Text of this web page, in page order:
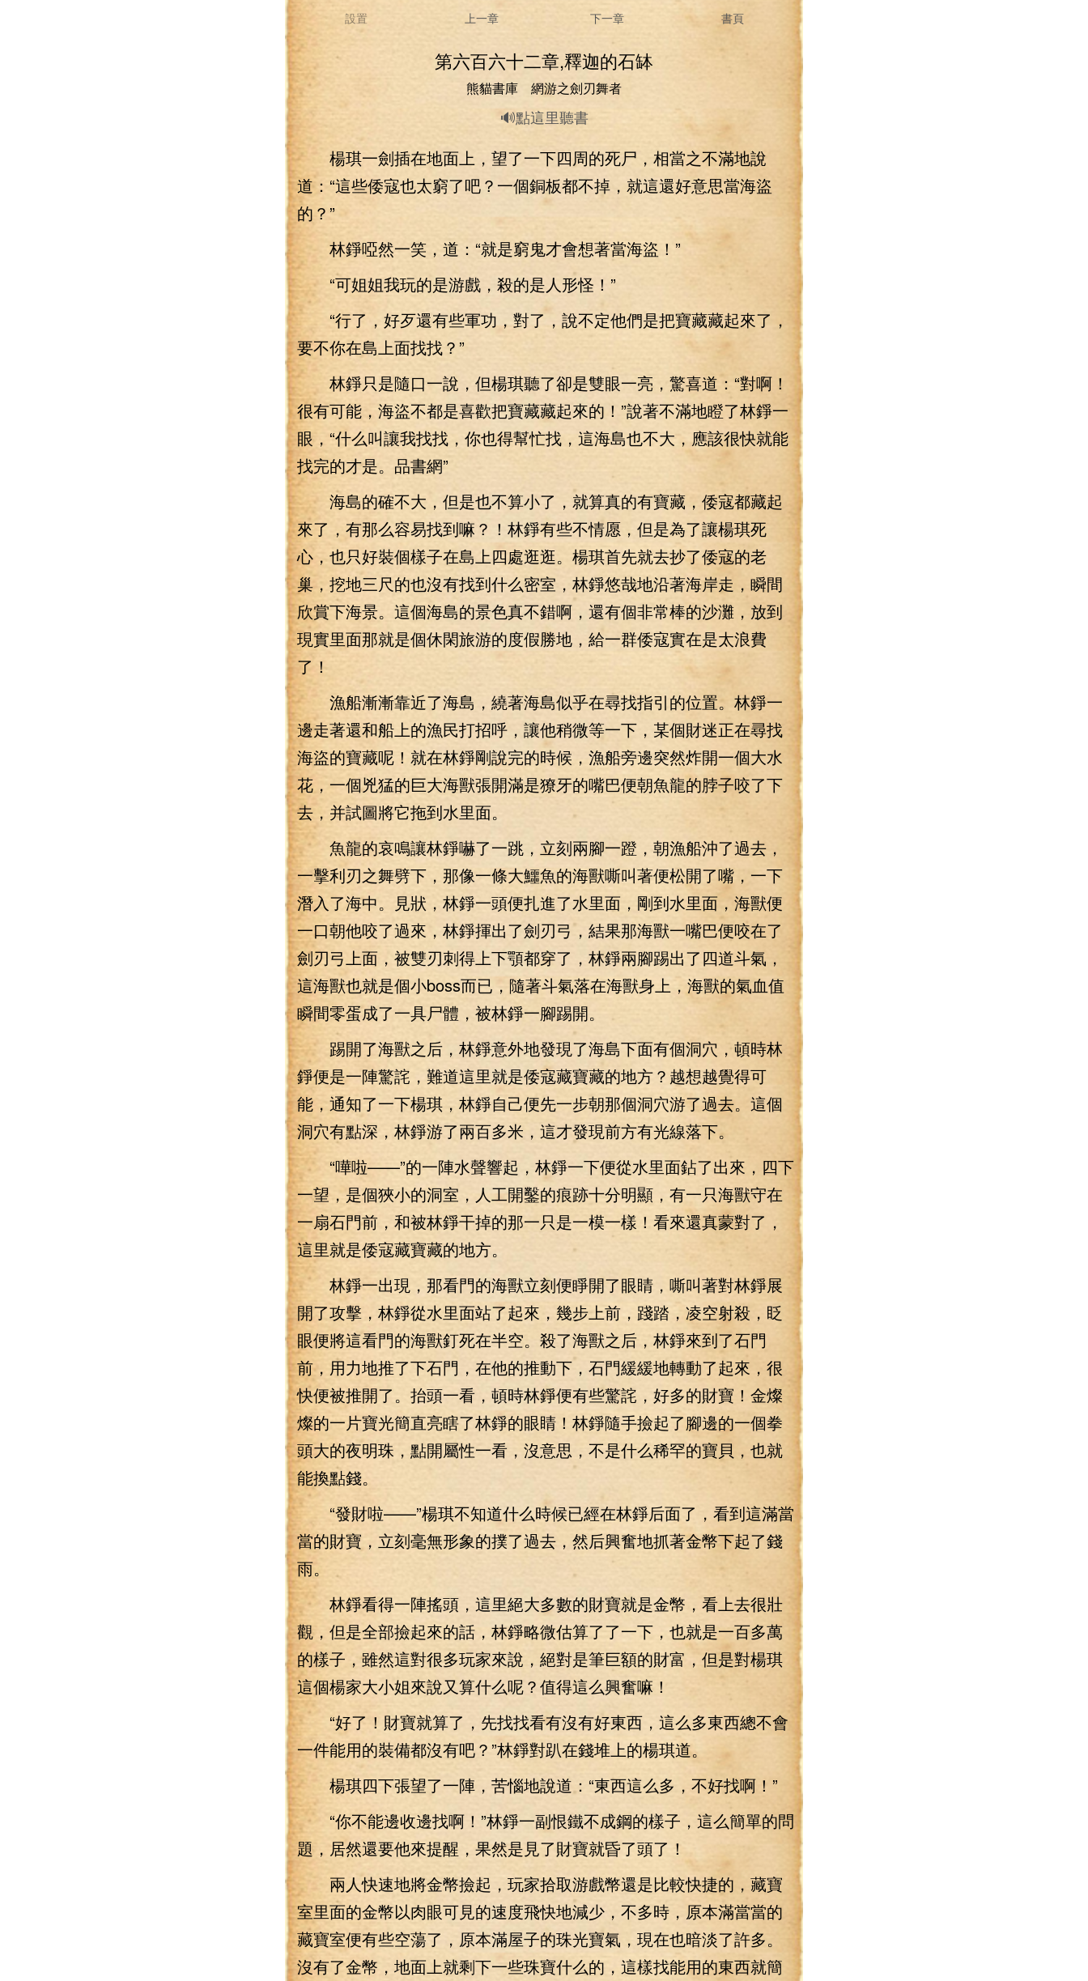
設置 上一章 下一章 書頁
第六百六十二章,釋迦的石缽
熊貓書庫 網游之劍刃舞者
🔊點這里聽書
楊琪一劍插在地面上，望了一下四周的死尸，相當之不滿地說
道：“這些倭寇也太窮了吧？一個銅板都不掉，就這還好意思當海盜
的？”
林錚啞然一笑，道：“就是窮鬼才會想著當海盜！”
“可姐姐我玩的是游戲，殺的是人形怪！”
“行了，好歹還有些軍功，對了，說不定他們是把寶藏藏起來了，
要不你在島上面找找？”
林錚只是隨口一說，但楊琪聽了卻是雙眼一亮，驚喜道：“對啊！
很有可能，海盜不都是喜歡把寶藏藏起來的！”說著不滿地瞪了林錚一
眼，“什么叫讓我找找，你也得幫忙找，這海島也不大，應該很快就能
找完的才是。品書網”
海島的確不大，但是也不算小了，就算真的有寶藏，倭寇都藏起
來了，有那么容易找到嘛？！林錚有些不情愿，但是為了讓楊琪死
心，也只好裝個樣子在島上四處逛逛。楊琪首先就去抄了倭寇的老
巢，挖地三尺的也沒有找到什么密室，林錚悠哉地沿著海岸走，瞬間
欣賞下海景。這個海島的景色真不錯啊，還有個非常棒的沙灘，放到
現實里面那就是個休閑旅游的度假勝地，給一群倭寇實在是太浪費
了！
漁船漸漸靠近了海島，繞著海島似乎在尋找指引的位置。林錚一
邊走著還和船上的漁民打招呼，讓他稍微等一下，某個財迷正在尋找
海盜的寶藏呢！就在林錚剛說完的時候，漁船旁邊突然炸開一個大水
花，一個兇猛的巨大海獸張開滿是獠牙的嘴巴便朝魚龍的脖子咬了下
去，并試圖將它拖到水里面。
魚龍的哀鳴讓林錚嚇了一跳，立刻兩腳一蹬，朝漁船沖了過去，
一擊利刃之舞劈下，那像一條大鱷魚的海獸嘶叫著便松開了嘴，一下
潛入了海中。見狀，林錚一頭便扎進了水里面，剛到水里面，海獸便
一口朝他咬了過來，林錚揮出了劍刃弓，結果那海獸一嘴巴便咬在了
劍刃弓上面，被雙刃刺得上下顎都穿了，林錚兩腳踢出了四道斗氣，
這海獸也就是個小boss而已，隨著斗氣落在海獸身上，海獸的氣血值
瞬間零蛋成了一具尸體，被林錚一腳踢開。
踢開了海獸之后，林錚意外地發現了海島下面有個洞穴，頓時林
錚便是一陣驚詫，難道這里就是倭寇藏寶藏的地方？越想越覺得可
能，通知了一下楊琪，林錚自己便先一步朝那個洞穴游了過去。這個
洞穴有點深，林錚游了兩百多米，這才發現前方有光線落下。
“嘩啦——”的一陣水聲響起，林錚一下便從水里面鉆了出來，四下
一望，是個狹小的洞室，人工開鑿的痕跡十分明顯，有一只海獸守在
一扇石門前，和被林錚干掉的那一只是一模一樣！看來還真蒙對了，
這里就是倭寇藏寶藏的地方。
林錚一出現，那看門的海獸立刻便睜開了眼睛，嘶叫著對林錚展
開了攻擊，林錚從水里面站了起來，幾步上前，踐踏，凌空射殺，眨
眼便將這看門的海獸釘死在半空。殺了海獸之后，林錚來到了石門
前，用力地推了下石門，在他的推動下，石門緩緩地轉動了起來，很
快便被推開了。抬頭一看，頓時林錚便有些驚詫，好多的財寶！金燦
燦的一片寶光簡直亮瞎了林錚的眼睛！林錚隨手撿起了腳邊的一個拳
頭大的夜明珠，點開屬性一看，沒意思，不是什么稀罕的寶貝，也就
能換點錢。
“發財啦——”楊琪不知道什么時候已經在林錚后面了，看到這滿當
當的財寶，立刻毫無形象的撲了過去，然后興奮地抓著金幣下起了錢
雨。
林錚看得一陣搖頭，這里絕大多數的財寶就是金幣，看上去很壯
觀，但是全部撿起來的話，林錚略微估算了了一下，也就是一百多萬
的樣子，雖然這對很多玩家來說，絕對是筆巨額的財富，但是對楊琪
這個楊家大小姐來說又算什么呢？值得這么興奮嘛！
“好了！財寶就算了，先找找看有沒有好東西，這么多東西總不會
一件能用的裝備都沒有吧？”林錚對趴在錢堆上的楊琪道。
楊琪四下張望了一陣，苦惱地說道：“東西這么多，不好找啊！”
“你不能邊收邊找啊！”林錚一副恨鐵不成鋼的樣子，這么簡單的問
題，居然還要他來提醒，果然是見了財寶就昏了頭了！
兩人快速地將金幣撿起，玩家拾取游戲幣還是比較快捷的，藏寶
室里面的金幣以肉眼可見的速度飛快地減少，不多時，原本滿當當的
藏寶室便有些空蕩了，原本滿屋子的珠光寶氣，現在也暗淡了許多。
沒有了金幣，地面上就剩下一些珠寶什么的，這樣找能用的東西就簡